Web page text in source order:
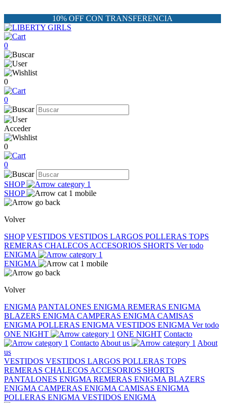
10% OFF CON TRANSFERENCIA
0
0
0
Acceder
0
0
SHOP
SHOP
Volver
SHOP VESTIDOS VESTIDOS LARGOS POLLERAS TOPS
REMERAS CHALECOS ACCESORIOS SHORTS Ver todo
ENIGMA
ENIGMA
Volver
ENIGMA PANTALONES ENIGMA REMERAS ENIGMA
BLAZERS ENIGMA CAMPERAS ENIGMA CAMISAS
ENIGMA POLLERAS ENIGMA VESTIDOS ENIGMA Ver todo
ONE NIGHT
ONE NIGHT Contacto
Contacto About us
About
us
VESTIDOS VESTIDOS LARGOS POLLERAS TOPS
REMERAS CHALECOS ACCESORIOS SHORTS
PANTALONES ENIGMA REMERAS ENIGMA BLAZERS
ENIGMA CAMPERAS ENIGMA CAMISAS ENIGMA
POLLERAS ENIGMA VESTIDOS ENIGMA